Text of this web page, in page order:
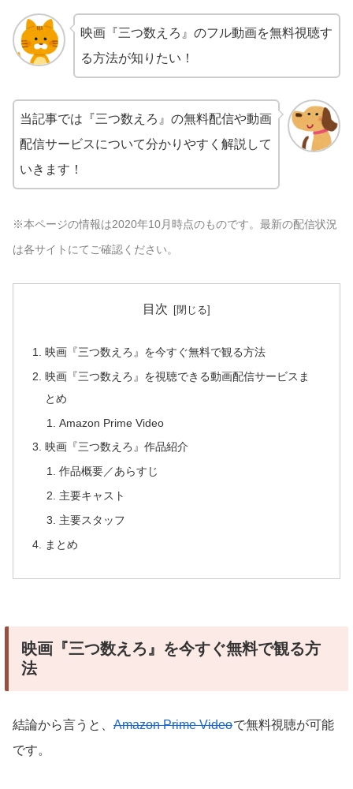
映画『三つ数えろ』のフル動画を無料視聴す
る方法が知りたい！
当記事では『三つ数えろ』の無料配信や動画
配信サービスについて分かりやすく解説して
いきます！
※本ページの情報は2020年10月時点のものです。最新の配信状況
は各サイトにてご確認ください。
目次
映画『三つ数えろ』を今すぐ無料で観る方法
映画『三つ数えろ』を視聴できる動画配信サービスま
とめ
Amazon Prime Video
映画『三つ数えろ』作品紹介
作品概要／あらすじ
主要キャスト
主要スタッフ
まとめ
映画『三つ数えろ』を今すぐ無料で観る方
法
結論から言うと、 Amazon Prime Videoで無料視聴が可能
です。